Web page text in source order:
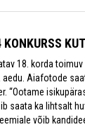
18. korda
Aiafotode
“Ootame
saata ka lihtsalt
võib